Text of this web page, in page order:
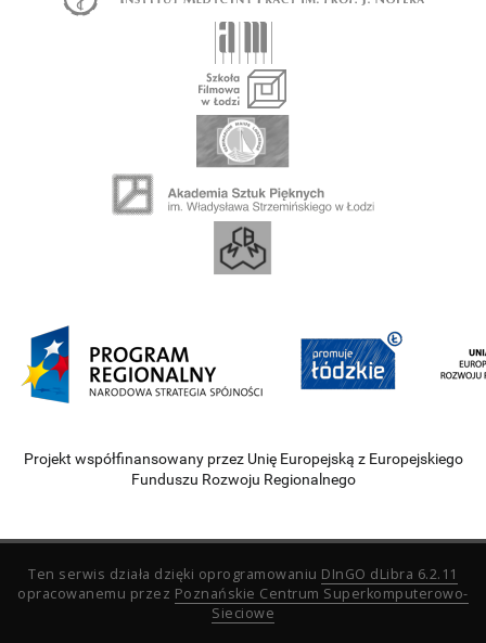
Projekt współfinansowany przez Unię Europejską z Europejskiego
Funduszu Rozwoju Regionalnego
Ten serwis działa dzięki oprogramowaniu DInGO dLibra 6.2.11
opracowanemu przez Poznańskie Centrum Superkomputerowo-
Sieciowe